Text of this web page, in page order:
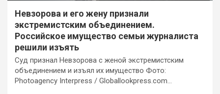
Невзорова и его жену признали
экстремистским объединением.
Российское имущество семьи журналиста
решили изъять
Суд признал Невзорова с женой экстремистским
объединением и изъял их имущество Фото:
Photoagency Interpress / Globallookpress.com…